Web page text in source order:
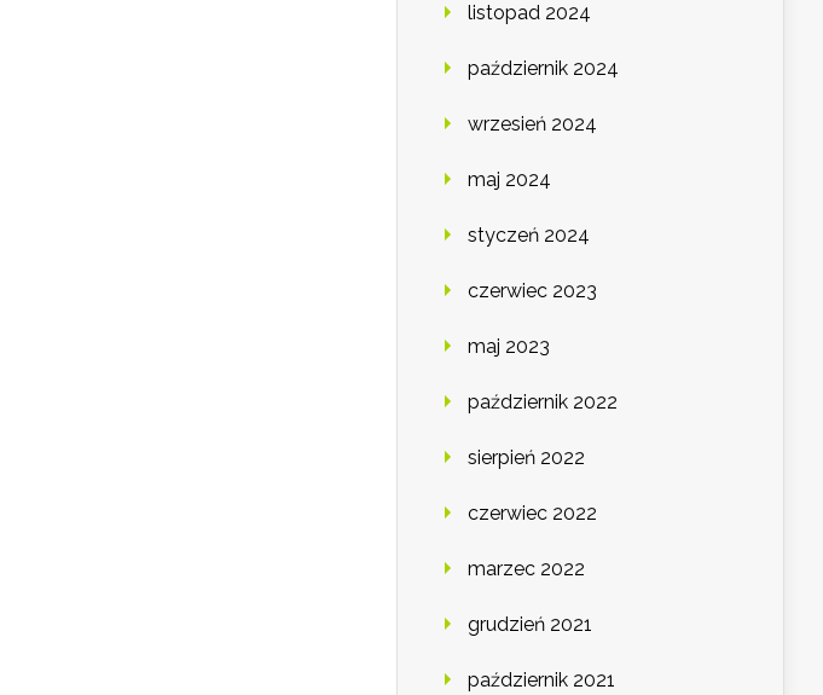
listopad 2024
październik 2024
wrzesień 2024
maj 2024
styczeń 2024
czerwiec 2023
maj 2023
październik 2022
sierpień 2022
czerwiec 2022
marzec 2022
grudzień 2021
październik 2021